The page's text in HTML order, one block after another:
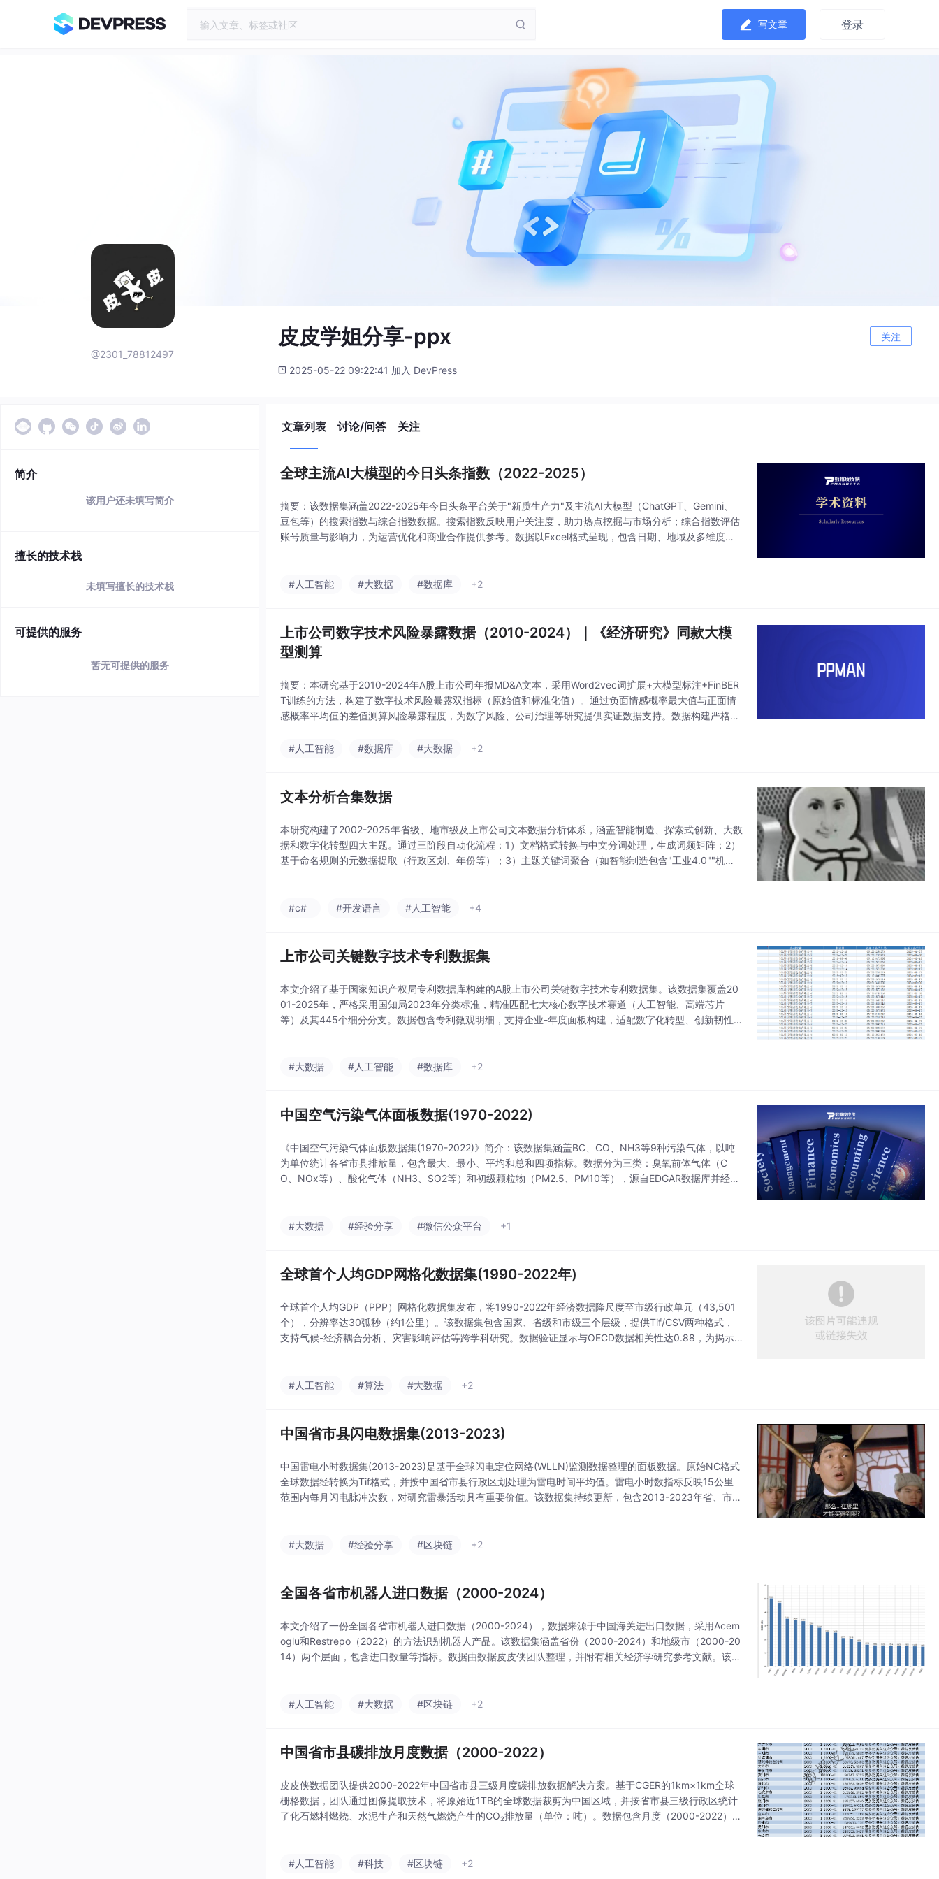
写文章 登录
@2301_78812497
皮皮学姐分享-ppx 关注
2025-05-22 09:22:41 加入 DevPress
简介
该用户还未填写简介
擅长的技术栈
未填写擅长的技术栈
可提供的服务
暂无可提供的服务
文章列表 讨论/问答 关注
全球主流AI大模型的今日头条指数（2022-2025）
摘要：该数据集涵盖2022-2025年今日头条平台关于"新质生产力"及主流AI大模型（ChatGPT、Gemini、
豆包等）的搜索指数与综合指数数据。搜索指数反映用户关注度，助力热点挖掘与市场分析；综合指数评估
账号质量与影响力，为运营优化和商业合作提供参考。数据以Excel格式呈现，包含日期、地域及多维度指
#人工智能 #大数据 #数据库 +2
上市公司数字技术风险暴露数据（2010-2024）｜《经济研究》同款大模
型测算
摘要：本研究基于2010-2024年A股上市公司年报MD&A文本，采用Word2vec词扩展+大模型标注+FinBER
T训练的方法，构建了数字技术风险暴露双指标（原始值和标准化值）。通过负面情感概率最大值与正面情
感概率平均值的差值测算风险暴露程度，为数字风险、公司治理等研究提供实证数据支持。数据构建严格遵
#人工智能
#数据库 #大数据 +2
文本分析合集数据
本研究构建了2002-2025年省级、地市级及上市公司文本数据分析体系，涵盖智能制造、探索式创新、大数
据和数字化转型四大主题。通过三阶段自动化流程：1）文档格式转换与中文分词处理，生成词频矩阵；2）
基于命名规则的元数据提取（行政区划、年份等）；3）主题关键词聚合（如智能制造包含"工业4.0""机器
#c# #开发语言 #人工智能 +4
上市公司关键数字技术专利数据集
本文介绍了基于国家知识产权局专利数据库构建的A股上市公司关键数字技术专利数据集。该数据集覆盖20
01-2025年，严格采用国知局2023年分类标准，精准匹配七大核心数字技术赛道（人工智能、高端芯片
等）及其445个细分分支。数据包含专利微观明细，支持企业-年度面板构建，适配数字化转型、创新韧性
#大数据
#人工智能 #数据库 +2
中国空气污染气体面板数据(1970-2022)
《中国空气污染气体面板数据集(1970-2022)》简介：该数据集涵盖BC、CO、NH3等9种污染气体，以吨
为单位统计各省市县排放量，包含最大、最小、平均和总和四项指标。数据分为三类：臭氧前体气体（C
O、NOx等）、酸化气体（NH3、SO2等）和初级颗粒物（PM2.5、PM10等），源自EDGAR数据库并经人
#大数据 #经验分享 #微信公众平台 +1
全球首个人均GDP网格化数据集(1990-2022年)
全球首个人均GDP（PPP）网格化数据集发布，将1990-2022年经济数据降尺度至市级行政单元（43,501
个），分辨率达30弧秒（约1公里）。该数据集包含国家、省级和市级三个层级，提供Tif/CSV两种格式，
支持气候-经济耦合分析、灾害影响评估等跨学科研究。数据验证显示与OECD数据相关性达0.88，为揭示
#人工智能 #算法 #大数据 +2
中国省市县闪电数据集(2013-2023)
中国雷电小时数据集(2013-2023)是基于全球闪电定位网络(WLLN)监测数据整理的面板数据。原始NC格式
全球数据经转换为Tif格式，并按中国省市县行政区划处理为雷电时间平均值。雷电小时数指标反映15公里
范围内每月闪电脉冲次数，对研究雷暴活动具有重要价值。该数据集持续更新，包含2013-2023年省、市、
#大数据 #经验分享 #区块链 +2
全国各省市机器人进口数据（2000-2024）
本文介绍了一份全国各省市机器人进口数据（2000-2024），数据来源于中国海关进出口数据，采用Acem
oglu和Restrepo（2022）的方法识别机器人产品。该数据集涵盖省份（2000-2024）和地级市（2000-20
14）两个层面，包含进口数量等指标。数据由数据皮皮侠团队整理，并附有相关经济学研究参考文献。该数
#人工智能 #大数据 #区块链 +2
中国省市县碳排放月度数据（2000-2022）
皮皮侠数据团队提供2000-2022年中国省市县三级月度碳排放数据解决方案。基于CGER的1km×1km全球
栅格数据，团队通过图像提取技术，将原始近1TB的全球数据裁剪为中国区域，并按省市县三级行政区统计
了化石燃料燃烧、水泥生产和天然气燃烧产生的CO₂排放量（单位：吨）。数据包含月度（2000-2022）和
#人工智能 #科技 #区块链 +2